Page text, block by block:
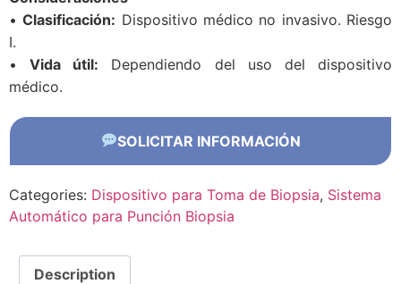
•Clasificación: Dispositivo médico no invasivo. Riesgo
I.
•Vida útil: Dependiendo del uso del dispositivo
médico.
SOLICITAR INFORMACIÓN
Categories: Dispositivo para Toma de Biopsia, Sistema
Automático para Punción Biopsia
Description